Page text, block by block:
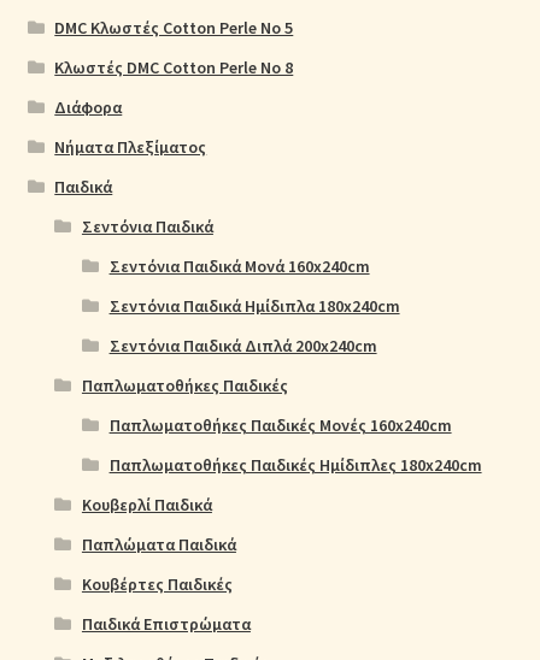
DMC Κλωστές Cotton Perle No 5
Κλωστές DMC Cotton Perle No 8
Διάφορα
Νήματα Πλεξίματος
Παιδικά
Σεντόνια Παιδικά
Σεντόνια Παιδικά Μονά 160x240cm
Σεντόνια Παιδικά Ημίδιπλα 180x240cm
Σεντόνια Παιδικά Διπλά 200x240cm
Παπλωματοθήκες Παιδικές
Παπλωματοθήκες Παιδικές Μονές 160x240cm
Παπλωματοθήκες Παιδικές Ημίδιπλες 180x240cm
Κουβερλί Παιδικά
Παπλώματα Παιδικά
Κουβέρτες Παιδικές
Παιδικά Επιστρώματα